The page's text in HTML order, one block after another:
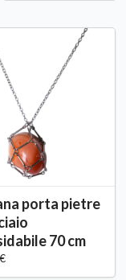
porta pietre
70 cm